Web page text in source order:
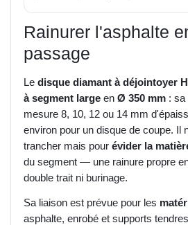
Rainurer l'asphalte
passage
Le disque diamant à déjointoyer
à segment large en Ø 350 mm : sa
mesure 8, 10, 12 ou 14 mm
environ pour un disque de coupe. Il
trancher mais pour évider la
du segment — une rainure propre
double trait ni burinage.
Sa liaison est prévue pour les
asphalte, enrobé et supports